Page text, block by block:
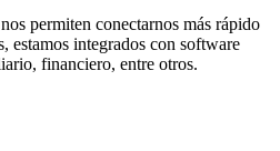
permiten conectarnos más rápido
estamos integrados con software
financiero, entre otros.